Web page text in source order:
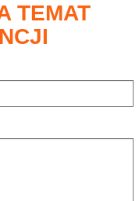
TEMAT